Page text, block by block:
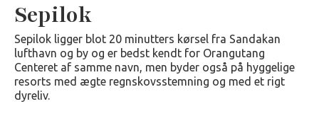
Sepilok
Sepilok ligger blot 20 minutters kørsel fra Sandakan
lufthavn og by og er bedst kendt for Orangutang
Centeret af samme navn, men byder også på hyggelige
resorts med ægte regnskovsstemning og med et rigt
dyreliv.